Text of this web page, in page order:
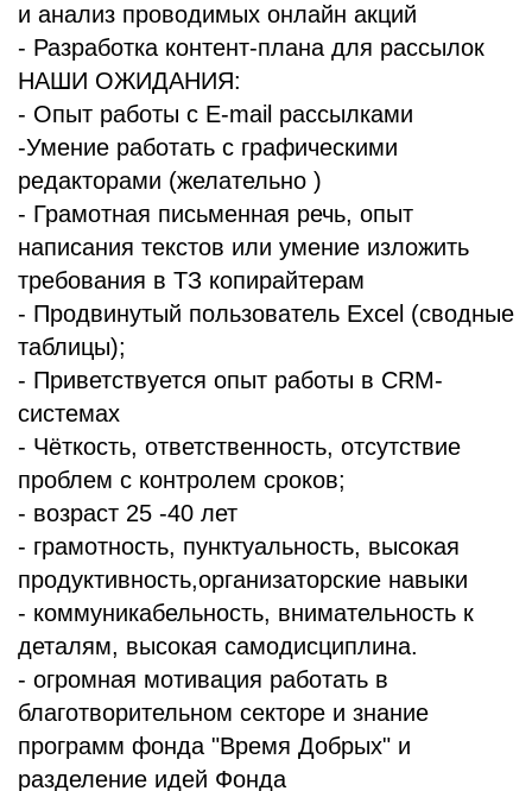
и анализ проводимых онлайн акций
- Разработка контент-плана для рассылок
НАШИ ОЖИДАНИЯ:
- Опыт работы с E-mail рассылками
-Умение работать с графическими
редакторами (желательно )
- Грамотная письменная речь, опыт
написания текстов или умение изложить
требования в ТЗ копирайтерам
- Продвинутый пользователь Excel (сводные
таблицы);
- Приветствуется опыт работы в CRM-
системах
- Чёткость, ответственность, отсутствие
проблем с контролем сроков;
- возраст 25 -40 лет
- грамотность, пунктуальность, высокая
продуктивность,организаторские навыки
- коммуникабельность, внимательность к
деталям, высокая самодисциплина.
- огромная мотивация работать в
благотворительном секторе и знание
программ фонда "Время Добрых" и
разделение идей Фонда